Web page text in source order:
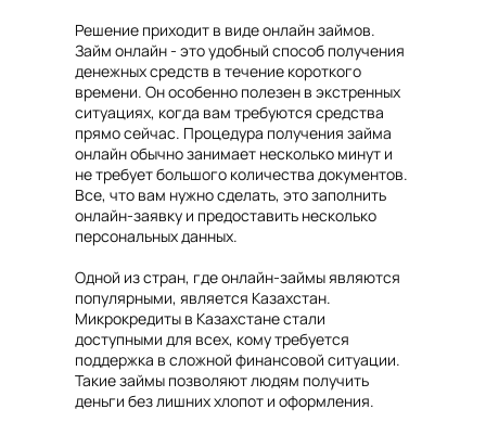
Решение приходит в виде онлайн займов.
Займ онлайн - это удобный способ получения
денежных средств в течение короткого
времени. Он особенно полезен в экстренных
ситуациях, когда вам требуются средства
прямо сейчас. Процедура получения займа
онлайн обычно занимает несколько минут и
не требует большого количества документов.
Все, что вам нужно сделать, это заполнить
онлайн-заявку и предоставить несколько
персональных данных.
Одной из стран, где онлайн-займы являются
популярными, является Казахстан.
Микрокредиты в Казахстане стали
доступными для всех, кому требуется
поддержка в сложной финансовой ситуации.
Такие займы позволяют людям получить
деньги без лишних хлопот и оформления.